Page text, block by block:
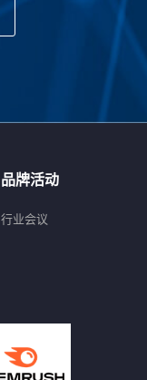
品牌活动
行业会议